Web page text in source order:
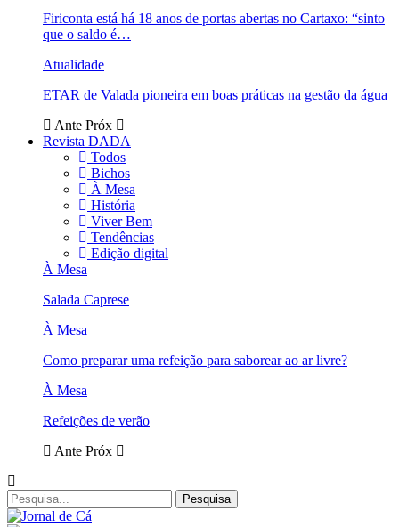
Firiconta está há 18 anos de portas abertas no Cartaxo: “sinto
que o saldo é…
Atualidade
ETAR de Valada pioneira em boas práticas na gestão da água
Ante Próx
Revista DADA
Todos
Bichos
À Mesa
História
Viver Bem
Tendências
Edição digital
À Mesa
Salada Caprese
À Mesa
Como preparar uma refeição para saborear ao ar livre?
À Mesa
Refeições de verão
Ante Próx